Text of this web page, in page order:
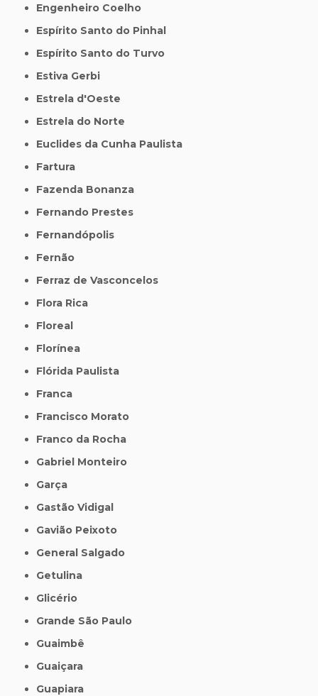
Engenheiro Coelho
Espírito Santo do Pinhal
Espírito Santo do Turvo
Estiva Gerbi
Estrela d'Oeste
Estrela do Norte
Euclides da Cunha Paulista
Fartura
Fazenda Bonanza
Fernando Prestes
Fernandópolis
Fernão
Ferraz de Vasconcelos
Flora Rica
Floreal
Florínea
Flórida Paulista
Franca
Francisco Morato
Franco da Rocha
Gabriel Monteiro
Garça
Gastão Vidigal
Gavião Peixoto
General Salgado
Getulina
Glicério
Grande São Paulo
Guaimbê
Guaiçara
Guapiara